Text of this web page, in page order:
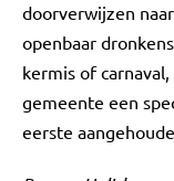
doorverwijzen
openbaar
kermis of
gemeente een
eerste